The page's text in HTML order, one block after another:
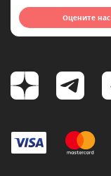
Оцените нас